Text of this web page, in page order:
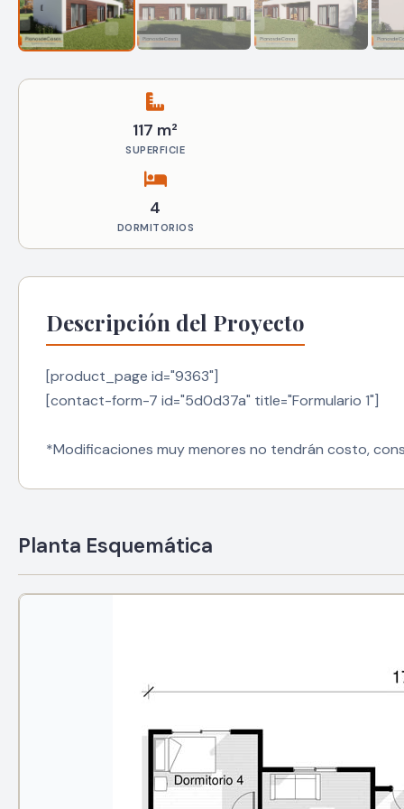
117 m²
SUPERFICIE
4
DORMITORIOS
Descripción del Proyecto
[product_page id="9363"]
[contact-form-7 id="5d0d37a" title="Formulario 1"]
*Modificaciones muy menores no tendrán costo,
Planta Esquemática